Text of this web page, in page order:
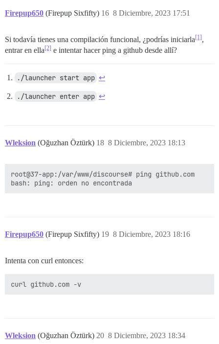
Firepup650 (Firepup Sixfifty) 8 Diciembre, 2023 17:51
16
Si todavía tienes una compilación funcional, ¿podrías iniciarla [1] ,
entrar en ella [2] e intentar hacer ping a github desde allí?
./launcher start app ↩︎
./launcher enter app ↩︎
Wleksion (Oğuzhan Öztürk) 8 Diciembre, 2023 18:13
18
root@37-app:/var/www/discourse# ping github.com
Firepup650 (Firepup Sixfifty) 8 Diciembre, 2023 18:16
19
Intenta con curl entonces:
Wleksion (Oğuzhan Öztürk) 8 Diciembre, 2023 18:34
20